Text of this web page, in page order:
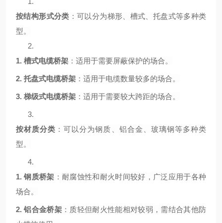
按结构形式分类 ：可以分为梯形、槽式、托盘式等多种类
型。
2.
1. 槽式电缆桥架 ：适用于需要屏蔽保护的场合。
2. 托盘式电缆桥架 ：适用于电缆数量较多的场合。
3. 梯级式电缆桥架 ：适用于需要较大跨距的场合。
3.
按材质分类 ：可以分为钢质、铝合金、玻璃钢等多种类
型。
4.
1.钢质桥架 ：耐腐蚀性和耐火时间较好，广泛应用于各种
场合。
2.铝合金桥架 ：质轻但耐火性能相对较弱，需结合其他防